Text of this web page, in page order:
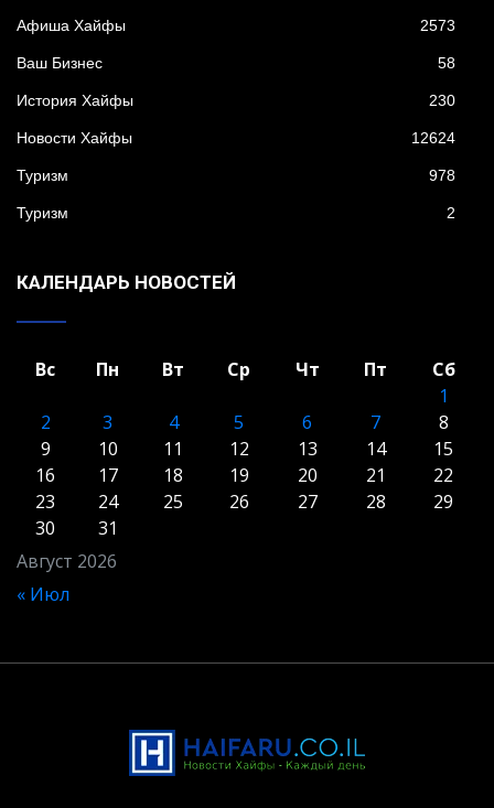
Афиша Хайфы 2573
Ваш Бизнес 58
История Хайфы 230
Новости Хайфы 12624
Туризм 978
Туризм 2
КАЛЕНДАРЬ НОВОСТЕЙ
Август 2026
Вс Пн Вт Ср Чт Пт
Сб
1
2
3 4 5 6 7
8
9
10 11 12 13 14
15
16
17 18 19 20 21
22
23
24 25 26 27 28
29
30
31
« Июл